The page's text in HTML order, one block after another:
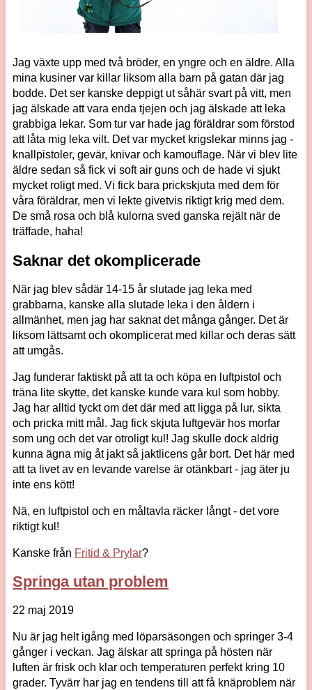
Jag växte upp med två bröder, en yngre och en äldre. Alla
mina kusiner var killar liksom alla barn på gatan där jag
bodde. Det ser kanske deppigt ut såhär svart på vitt, men
jag älskade att vara enda tjejen och jag älskade att leka
grabbiga lekar. Som tur var hade jag föräldrar som förstod
att låta mig leka vilt. Det var mycket krigslekar minns jag -
knallpistoler, gevär, knivar och kamouflage. När vi blev lite
äldre sedan så fick vi soft air guns och de hade vi sjukt
mycket roligt med. Vi fick bara prickskjuta med dem för
våra föräldrar, men vi lekte givetvis riktigt krig med dem.
De små rosa och blå kulorna sved ganska rejält när de
träffade, haha!
Saknar det okomplicerade
När jag blev sådär 14-15 år slutade jag leka med
grabbarna, kanske alla slutade leka i den åldern i
allmänhet, men jag har saknat det många gånger. Det är
liksom lättsamt och okomplicerat med killar och deras sätt
att umgås.
Jag funderar faktiskt på att ta och köpa en luftpistol och
träna lite skytte, det kanske kunde vara kul som hobby.
Jag har alltid tyckt om det där med att ligga på lur, sikta
och pricka mitt mål. Jag fick skjuta luftgevär hos morfar
som ung och det var otroligt kul! Jag skulle dock aldrig
kunna ägna mig åt jakt så jaktlicens går bort. Det här med
att ta livet av en levande varelse är otänkbart - jag äter ju
inte ens kött!
Nä, en luftpistol och en måltavla räcker långt - det vore
riktigt kul!
Kanske från Fritid & Prylar?
Springa utan problem
22 maj 2019
Nu är jag helt igång med löparsäsongen och springer 3-4
gånger i veckan. Jag älskar att springa på hösten när
luften är frisk och klar och temperaturen perfekt kring 10
grader. Tyvärr har jag en tendens till att få knäproblem när